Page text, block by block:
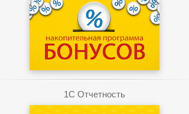
1C Отчетность